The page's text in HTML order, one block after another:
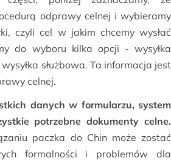
odprawy celnej i wybieramy
czyli cel w jakim chcemy wysłać
do wyboru kilka opcji - wysyłka
służbowa. Ta informacja jest
celnej.
danych w formularzu, system
potrzebne dokumenty celne.
paczka do Chin może zostać
formalności i problemów dla